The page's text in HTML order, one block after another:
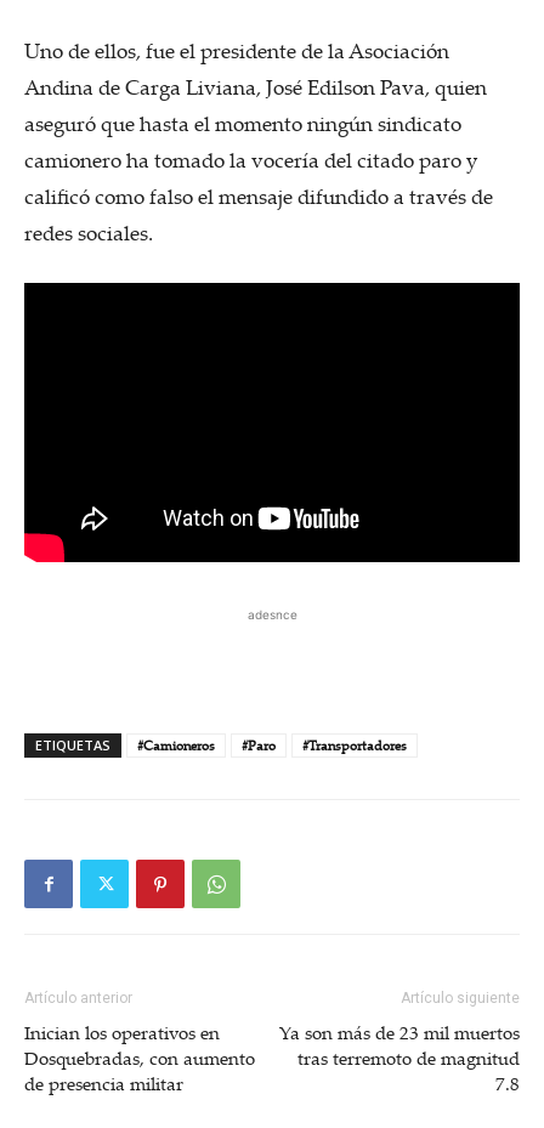
Uno de ellos, fue el presidente de la Asociación
Andina de Carga Liviana, José Edilson Pava, quien
aseguró que hasta el momento ningún sindicato
camionero ha tomado la vocería del citado paro y
calificó como falso el mensaje difundido a través de
redes sociales.
adesnce
ETIQUETAS #Camioneros #Paro #Transportadores
Artículo anterior
Inician los operativos en
Dosquebradas, con aumento
de presencia militar
Artículo siguiente
Ya son más de 23 mil muertos
tras terremoto de magnitud
7.8